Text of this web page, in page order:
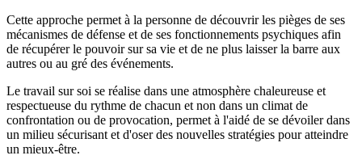
Cette approche permet à la personne de découvrir les pièges de ses
mécanismes de défense et de ses fonctionnements psychiques afin
de récupérer le pouvoir sur sa vie et de ne plus laisser la barre aux
autres ou au gré des événements.
Le travail sur soi se réalise dans une atmosphère chaleureuse et
respectueuse du rythme de chacun et non dans un climat de
confrontation ou de provocation, permet à l'aidé de se dévoiler dans
un milieu sécurisant et d'oser des nouvelles stratégies pour atteindre
un mieux-être.